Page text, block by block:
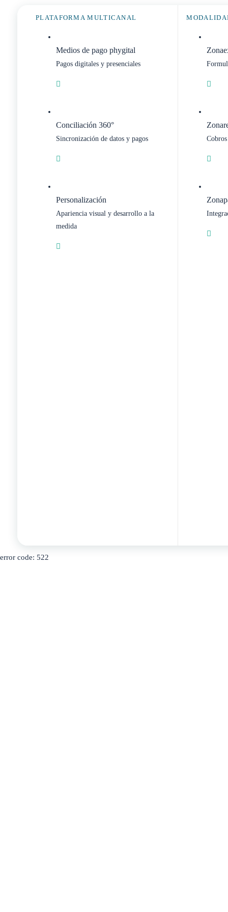
PLATAFORMA MULTICANAL
Medios de pago phygital
Pagos digitales y presenciales
Conciliación 360°
Sincronización de datos y pagos
Personalización
Apariencia visual y desarrollo a la
medida
error code: 522